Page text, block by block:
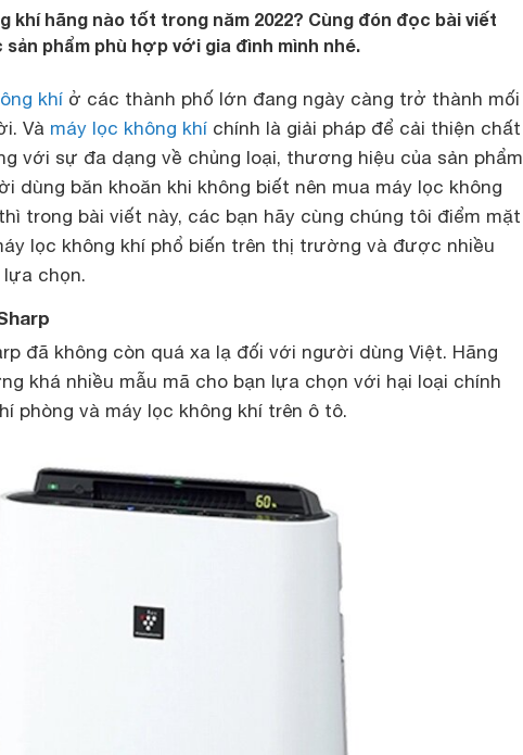
khí hãng nào tốt trong năm 2022? Cùng đón đọc bài viết
phẩm phù hợp với gia đình mình nhé.
khí ở các thành phố lớn đang ngày càng trở thành mối
Và máy lọc không khí chính là giải pháp để cải thiện chất
với sự đa dạng về chủng loại, thương hiệu của sản phẩm
dùng băn khoăn khi không biết nên mua máy lọc không
trong bài viết này, các bạn hãy cùng chúng tôi điểm mặt
lọc không khí phổ biến trên thị trường và được nhiều
chọn.
đã không còn quá xa lạ đối với người dùng Việt. Hãng
khá nhiều mẫu mã cho bạn lựa chọn với hại loại chính
phòng và máy lọc không khí trên ô tô.